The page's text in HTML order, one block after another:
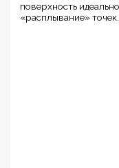
поверхность
«расплывание» точек.